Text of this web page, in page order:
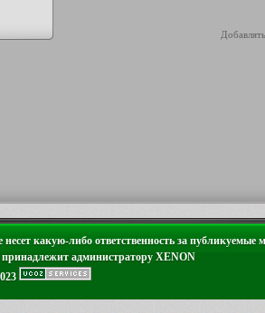
какую-либо ответственность за публикуемые
администратору XENON